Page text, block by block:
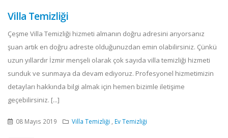
Villa Temizliği
Çeşme Villa Temizliği hizmeti almanın doğru adresini arıyorsanız
şuan artık en doğru adreste olduğunuzdan emin olabilirsiniz. Çünkü
uzun yıllardır İzmir menşeli olarak çok sayıda villa temizliği hizmeti
sunduk ve sunmaya da devam ediyoruz. Profesyonel hizmetimizin
detayları hakkında bilgi almak için hemen bizimle iletişime
geçebilirsiniz. [...]
08 Mayıs 2019 Villa Temizliği , Ev Temizliği